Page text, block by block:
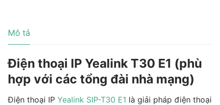
Mô tả
Điện thoại IP Yealink T30 E1 (phù
hợp với các tổng đài nhà mạng)
Điện thoại IP Yealink SIP-T30 E1 là giải pháp điện thoại